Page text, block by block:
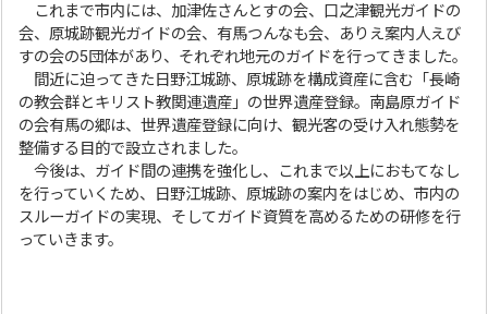
これまで市内には、加津佐さんとすの会、口之津観光ガイドの
会、原城跡観光ガイドの会、有馬つんなも会、ありえ案内人えび
すの会の5団体があり、それぞれ地元のガイドを行ってきました。
間近に迫ってきた日野江城跡、原城跡を構成資産に含む「長崎
の教会群とキリスト教関連遺産」の世界遺産登録。南島原ガイド
の会有馬の郷は、世界遺産登録に向け、観光客の受け入れ態勢を
整備する目的で設立されました。
今後は、ガイド間の連携を強化し、これまで以上におもてなし
を行っていくため、日野江城跡、原城跡の案内をはじめ、市内の
スルーガイドの実現、そしてガイド資質を高めるための研修を行
っていきます。